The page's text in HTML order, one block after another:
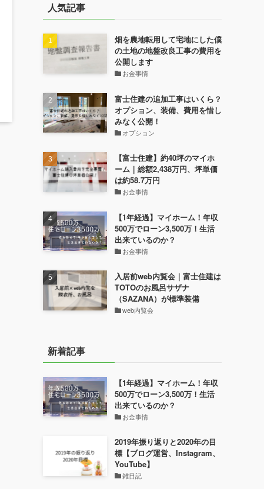
人気記事
畑を農地転用して宅地にした僕
の土地の地盤改良工事の費用を
公開します
お金事情
富士住建の追加工事はいくら？
オプション、装備、費用を惜し
みなく公開！
オプション
【富士住建】約40坪のマイホ
ーム｜総額2,438万円、坪単価
は約58.7万円
お金事情
【1年経過】マイホーム！年収
500万でローン3,500万！生活
出来ているのか？
お金事情
入居前web内覧会｜富士住建は
TOTOのお風呂サザナ
（SAZANA）が標準装備
web内覧会
新着記事
【1年経過】マイホーム！年収
500万でローン3,500万！生活
出来ているのか？
お金事情
2019年振り返りと2020年の目
標【ブログ運営、Instagram、
YouTube】
雑日記